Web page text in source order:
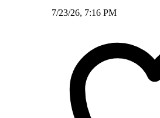
7/23/26, 7:16 PM